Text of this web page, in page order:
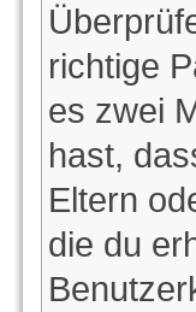
richtige
es zwei
hast,
Eltern
die du